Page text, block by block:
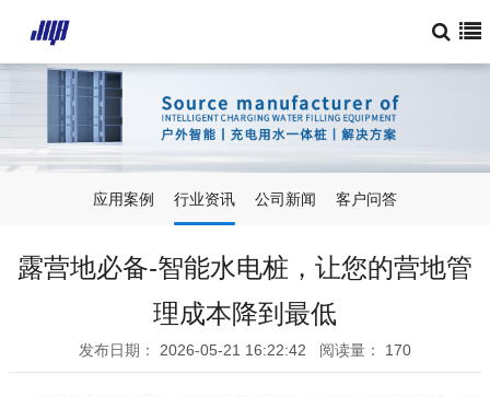
应用案例 行业资讯 公司新闻 客户问答
露营地必备-智能水电桩，让您的营地管
理成本降到最低
发布日期： 2026-05-21 16:22:42 阅读量： 170